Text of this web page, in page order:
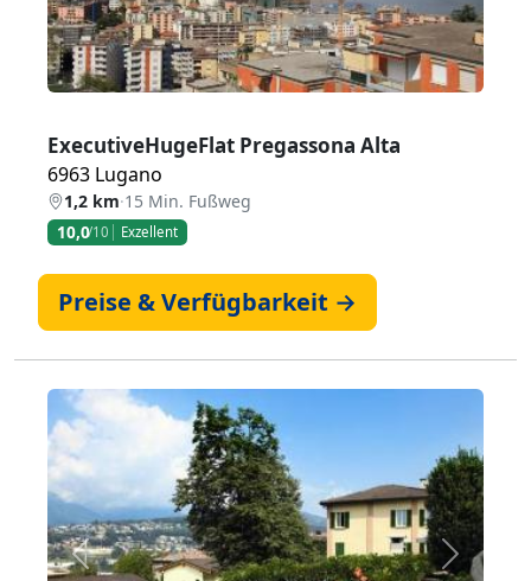
ExecutiveHugeFlat Pregassona Alta
6963 Lugano
1,2 km·15 Min. Fußweg
10,0/10 Exzellent
Preise & Verfügbarkeit →
Zurück Weiter